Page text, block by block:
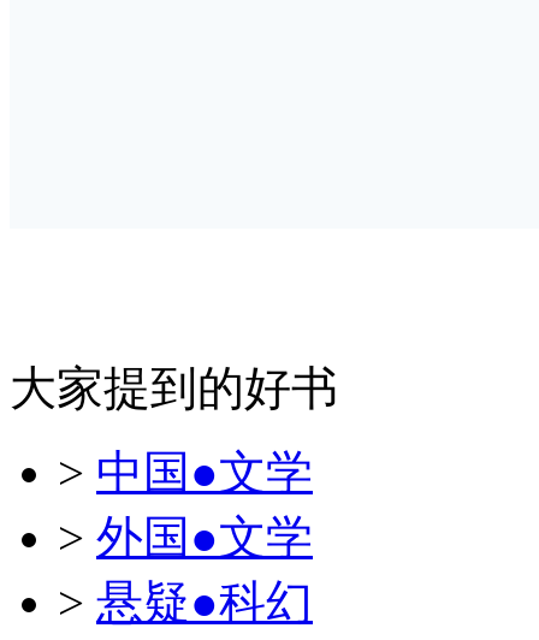
大家提到的好书
> 中国●文学
> 外国●文学
> 悬疑●科幻